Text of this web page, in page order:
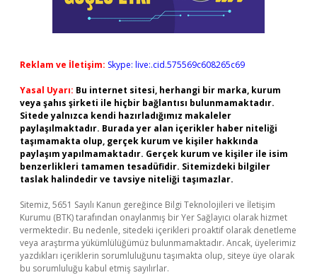
Reklam ve İletişim: Skype: live:.cid.575569c608265c69
Yasal Uyarı: Bu internet sitesi, herhangi bir marka, kurum
veya şahıs şirketi ile hiçbir bağlantısı bulunmamaktadır.
Sitede yalnızca kendi hazırladığımız makaleler
paylaşılmaktadır. Burada yer alan içerikler haber niteliği
taşımamakta olup, gerçek kurum ve kişiler hakkında
paylaşım yapılmamaktadır. Gerçek kurum ve kişiler ile isim
benzerlikleri tamamen tesadüfidir. Sitemizdeki bilgiler
taslak halindedir ve tavsiye niteliği taşımazlar.
Sitemiz, 5651 Sayılı Kanun gereğince Bilgi Teknolojileri ve İletişim
Kurumu (BTK) tarafından onaylanmış bir Yer Sağlayıcı olarak hizmet
vermektedir. Bu nedenle, sitedeki içerikleri proaktif olarak denetleme
veya araştırma yükümlülüğümüz bulunmamaktadır. Ancak, üyelerimiz
yazdıkları içeriklerin sorumluluğunu taşımakta olup, siteye üye olarak
bu sorumluluğu kabul etmiş sayılırlar.